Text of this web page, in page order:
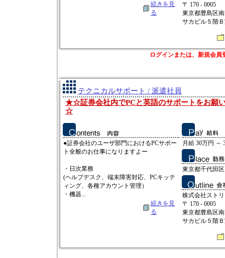
続きを見
る
〒 170 - 0005
東京都豊島区
サカビル５階
ログインまたは、新規会
テクニカルサポート / 派遣社員
★☆証券会社内でPCと英語のサポートをお願
☆
●証券会社のユーザ部門におけるPCサポー
ト全般のお仕事になりますよー
・日次業務
(ヘルプデスク、端末障害対応、PCキッテ
ィング、各種アカウント管理）
・機器...
続きを見
る
月給 30万円 ～
東京都千代田区
株式会社スト
〒 170 - 0005
東京都豊島区
サカビル５階